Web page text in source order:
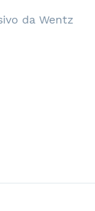
da Wentz